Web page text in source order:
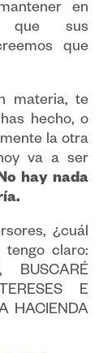
en
que sus
que
materia, te
hecho, o
la otra
va a ser
hay nada
¿cuál
claro:
BUSCARÉ
E
HACIENDA